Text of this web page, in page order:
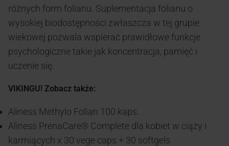
różnych form folianu. Suplementacja folianu o
wysokiej biodostępności zwłaszcza w tej grupie
wiekowej pozwala wspierać prawidłowe funkcje
psychologiczne takie jak koncentracja, pamięć i
uczenie się.
VIKINGU! Zobacz także:
Aliness Methylo Folian 100 kaps.
Aliness PrenaCare® Complete dla kobiet w ciąży i
karmiących x 30 vege caps + 30 softgels